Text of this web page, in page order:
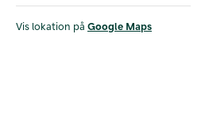
Vis lokation på Google Maps